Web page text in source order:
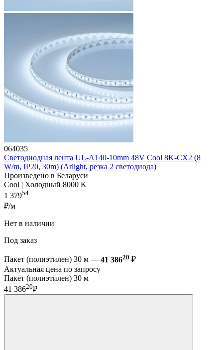
064035
Светодиодная лента UL-A140-10mm 48V Cool 8K-CX2 (8
W/m, IP20, 30m) (Arlight, резка 2 светодиода)
Произведено в Беларуси
Cool | Холодный 8000 K
1 37954
₽/м
Нет в наличии
Под заказ
Пакет (полиэтилен) 30 м — 41 38620 ₽
Актуальная цена по запросу
Пакет (полиэтилен) 30 м
41 38620₽